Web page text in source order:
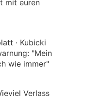
mit euren
· Kubicki
"Mein
wie immer"
Verlass